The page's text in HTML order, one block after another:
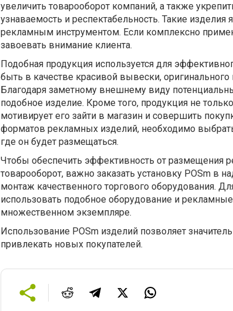
увеличить товарооборот компаний, а также
узнаваемость и респектабельность. Такие
рекламным инструментом. Если комплексно
завоевать внимание клиента.
Подобная продукция используется для
быть в качестве красивой вывески,
Благодаря заметному внешнему виду
подобное изделие. Кроме того, продукция не
мотивирует его зайти в магазин и совершить
форматов рекламных изделий, необходимо
где он будет размещаться.
Чтобы обеспечить эффективность от размещения
товарооборот, важно заказать установку POSm в
монтаж качественного торгового оборудования.
использовать подобное оборудование и
множественном экземпляре.
Использование POSm изделий позволяет
привлекать новых покупателей.